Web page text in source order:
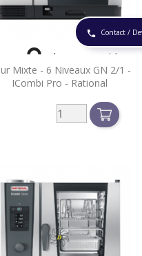
phone Contact /
Mixte - 6 Niveaux GN 2/1 -
ICombi Pro - Rational
 Aperçu rapide